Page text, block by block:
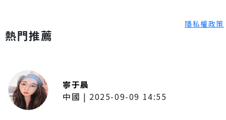
隱私權政策
熱門推薦
寧于晨
中國 | 2025-09-09 14:55